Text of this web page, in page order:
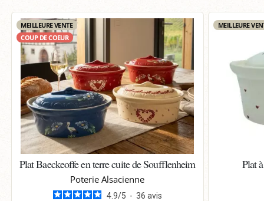
MEILLEURE VENTE
COUP DE COEUR
Plat Baeckeoffe en terre cuite de Soufflenheim
Poterie Alsacienne
4.9/5 - 36 avis
MEILLEURE
Plat